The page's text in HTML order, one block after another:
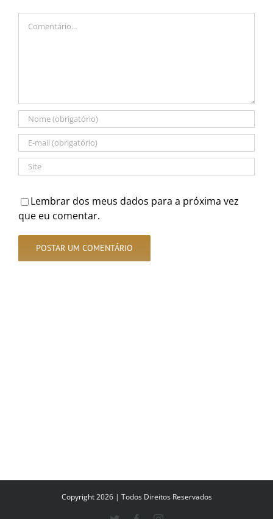
Lembrar dos meus dados para a próxima vez
que eu comentar.
Copyright 2026 | Todos Direitos Reservados